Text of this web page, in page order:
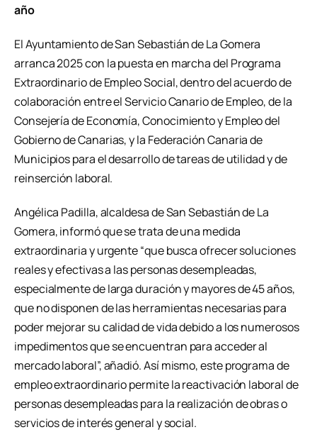
año
El Ayuntamiento de San Sebastián de La Gomera
arranca 2025 con la puesta en marcha del Programa
Extraordinario de Empleo Social, dentro del acuerdo de
colaboración entre el Servicio Canario de Empleo, de la
Consejería de Economía, Conocimiento y Empleo del
Gobierno de Canarias, y la Federación Canaria de
Municipios para el desarrollo de tareas de utilidad y de
reinserción laboral.
Angélica Padilla, alcaldesa de San Sebastián de La
Gomera, informó que se trata de una medida
extraordinaria y urgente “que busca ofrecer soluciones
reales y efectivas a las personas desempleadas,
especialmente de larga duración y mayores de 45 años,
que no disponen de las herramientas necesarias para
poder mejorar su calidad de vida debido a los numerosos
impedimentos que se encuentran para acceder al
mercado laboral”, añadió. Así mismo, este programa de
empleo extraordinario permite la reactivación laboral de
personas desempleadas para la realización de obras o
servicios de interés general y social.